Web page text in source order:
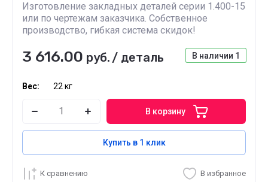
Изготовление закладных деталей серии 1.400-15
или по чертежам заказчика. Собственное
производство, гибкая система скидок!
В наличии 1
3 616.00 руб. / деталь
Вес: 22 кг
В корзину
Купить в 1 клик
К сравнению В избранное